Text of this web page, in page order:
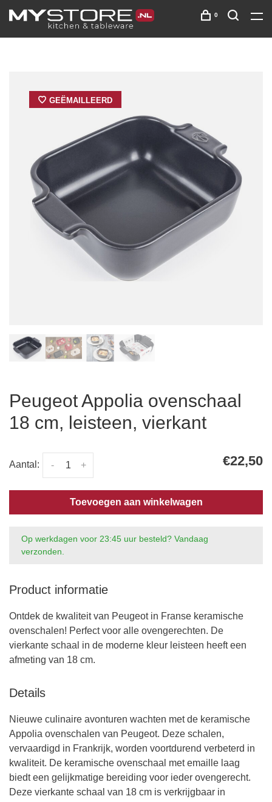
0
GEËMAILLEERD
Peugeot Appolia ovenschaal
18 cm, leisteen, vierkant
Aantal: +
- €22,50
Toevoegen aan winkelwagen
Op werkdagen voor 23:45 uur besteld? Vandaag
verzonden.
Product informatie
Ontdek de kwaliteit van Peugeot in Franse keramische
ovenschalen! Perfect voor alle ovengerechten. De
vierkante schaal in de moderne kleur leisteen heeft een
afmeting van 18 cm.
Details
Nieuwe culinaire avonturen wachten met de keramische
Appolia ovenschalen van Peugeot. Deze schalen,
vervaardigd in Frankrijk, worden voortdurend verbeterd in
kwaliteit. De keramische ovenschaal met emaille laag
biedt een gelijkmatige bereiding voor ieder ovengerecht.
Deze vierkante schaal van 18 cm is verkrijgbaar in